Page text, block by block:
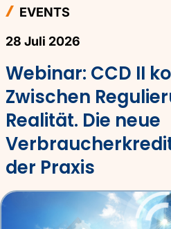
EVENTS
28 Juli 2026
Webinar: CCD II
Zwischen
Realität. Die neue
der Praxis